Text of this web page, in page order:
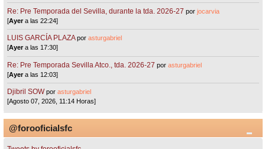
Re: Pre Temporada del Sevilla, durante la tda. 2026-27 porjocarvia
[Ayera las 22:24]
LUIS GARCÍA PLAZA porasturgabriel
[Ayera las 17:30]
Re: Pre Temporada Sevilla Atco., tda. 2026-27 porasturgabriel
[Ayera las 12:03]
Djibril SOW porasturgabriel
[Agosto 07, 2026, 11:14 Horas]
@forooficialsfc